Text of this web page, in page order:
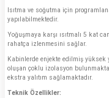
Isıtma ve soğutma için
yapılabilmektedir.
Yoğuşmaya karşı ısıtmalı 5 kat
rahatça izlenmesini sağlar.
Kabinlerde enjekte edilmiş
oluşan çoklu izolasyon
ekstra yalıtım sağlamaktadır.
Teknik Özellikler: